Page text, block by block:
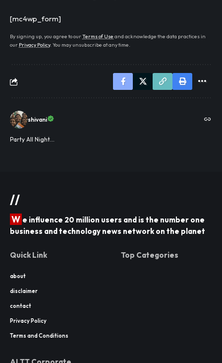
[mc4wp_form]
By signing up, you agree to ourTerms of Use and acknowledge the data practices in
our Privacy Policy. You may unsubscribe at any time.
shivani
Party All Night...
//
W e influence 20 million users and is the number one
business and technology news network on the planet
Quick Link
about
disclaimer
contact
Privacy Policy
Terms and Conditions
Top Categories